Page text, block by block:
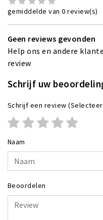
gemiddelde van 0 review(s)
Geen reviews gevonden
Help ons en andere
review
Schrijf uw
Schrijf een review
Naam
Beoordelen